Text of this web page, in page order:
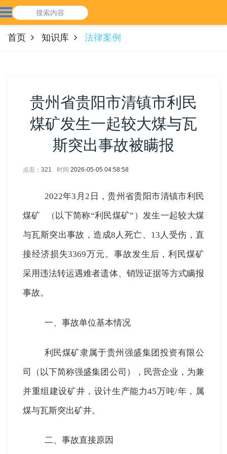
首页 知识库 法律案例
贵州省贵阳市清镇市利民
煤矿发生一起较大煤与瓦
斯突出事故被瞒报
点击： 321 时间 2026-05-05 04:58:58
2022年3 月2 日，贵州省贵阳市清镇市利民
煤矿
（以下简称“利民煤矿”）发生一起较大煤
与瓦斯突出事故，造成8 人死亡、 13 人受伤，直
接经济损失3369万元。事故发生后，利民煤矿
采用违法转运遇难者遗体、销毁证据等方式瞒报
事故。
一、事故单位基本情况
利民煤矿隶属于贵州强盛集团投资有限公
司（以下简称强盛集团公司），民营企业，为兼
并重组建设矿井，设计生产能力45万吨/年，属
煤与瓦斯突出矿井。
二、事故直接原因